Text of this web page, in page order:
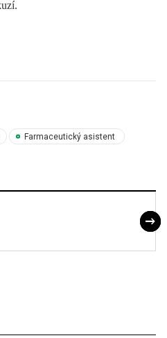
Farmaceutický asistent